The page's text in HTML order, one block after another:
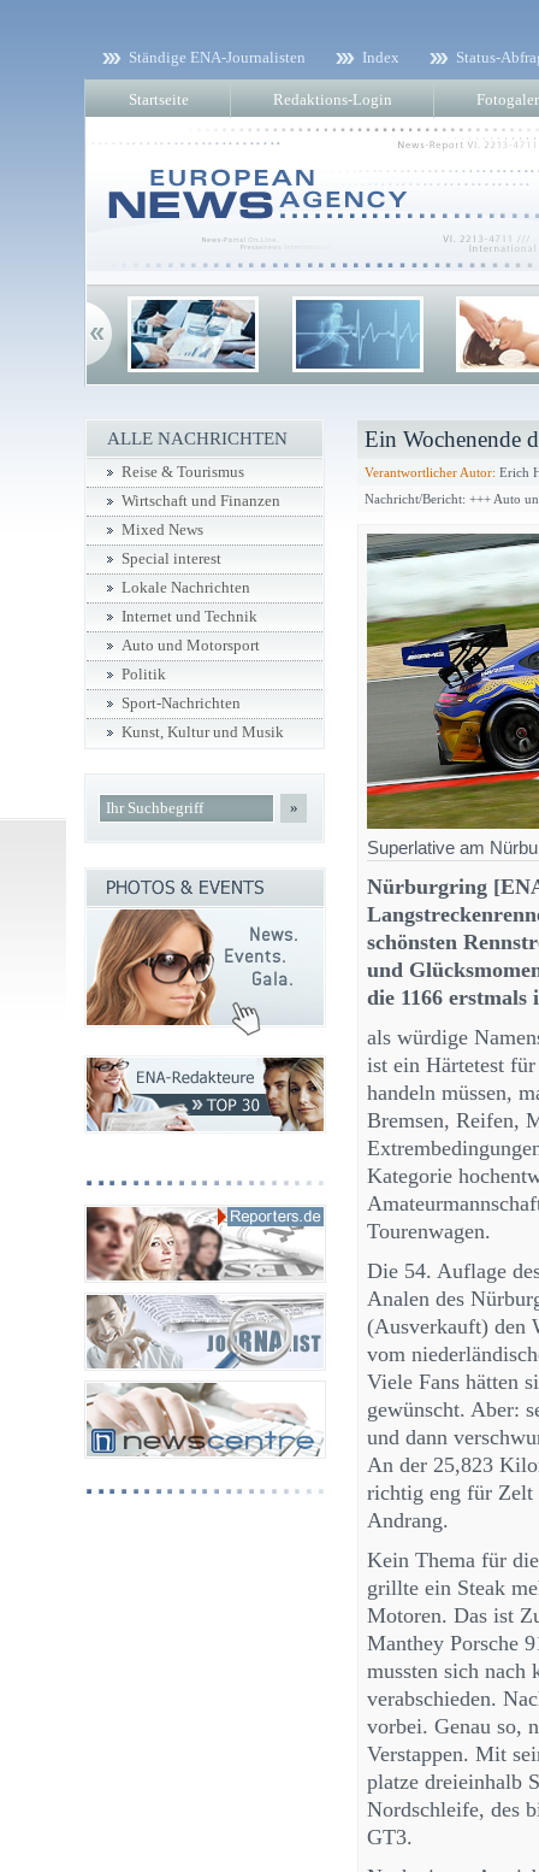
Ständige ENA-Journalisten Index Status-
Startseite Redaktions-Login
Ein Wochenende
Verantwortlicher Autor: Erich
Nachricht/Bericht: +++ Auto
Superlative am
Nürburgring
schönsten
und
die 1166
als würdige
ist ein Härtetest
handeln müssen,
Bremsen, Reifen,
Kategorie
Tourenwagen.
Die 54. Auflage
Analen des
(Ausverkauft) den
vom
Viele Fans hätten
gewünscht. Aber:
und dann
An der 25,823
richtig eng für Zelt
Andrang.
Kein Thema für
grillte ein Steak
Motoren. Das ist
Manthey Porsche
mussten sich nach
verabschieden.
vorbei. Genau so,
Verstappen. Mit
platze dreieinhalb
Nordschleife, des
GT3.
ALLE NACHRICHTEN
Reise & Tourismus
Wirtschaft und Finanzen
Mixed News
Special interest
Lokale Nachrichten
Internet und Technik
Auto und Motorsport
Politik
Sport-Nachrichten
Kunst, Kultur und Musik
»